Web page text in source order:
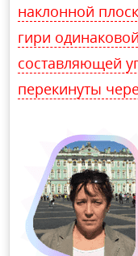
наклонной
гири
составляющей
перекинуты